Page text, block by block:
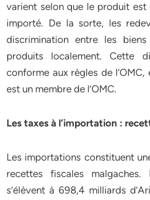
varient selon que le produit
importé. De la sorte, les
discrimination entre les
produits localement. Cette
conforme aux règles de
est un membre de l’OMC.
Les taxes à l’importation :
Les importations constituent
recettes fiscales
s’élèvent à 698,4 milliards